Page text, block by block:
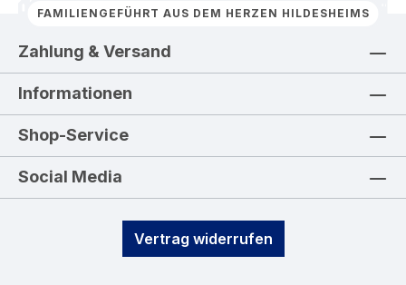
FAMILIENGEFÜHRT AUS DEM HERZEN HILDESHEIMS
Zahlung & Versand
Informationen
Shop-Service
Social Media
Vertrag widerrufen